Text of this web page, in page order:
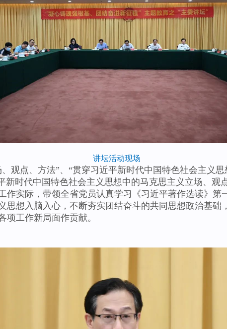
讲坛活动现场
点、方法”、“贯穿习近平新时代中国特色社会主义思
新时代中国特色社会主义思想中的马克思主义立场、观
作实际，带领全省党员认真学习《习近平著作选读》第
思想入脑入心，不断夯实团结奋斗的共同思想政治基础
项工作新局面作贡献。